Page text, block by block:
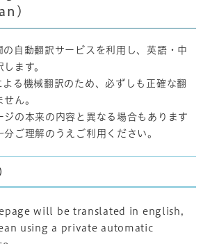
の自動翻訳サービスを利用し、英語・中
ます。
よる機械翻訳のため、必ずしも正確な翻
ん。
ジの本来の内容と異なる場合もあります
ご理解のうえご利用ください。
will be translated in english,
using a private automatic